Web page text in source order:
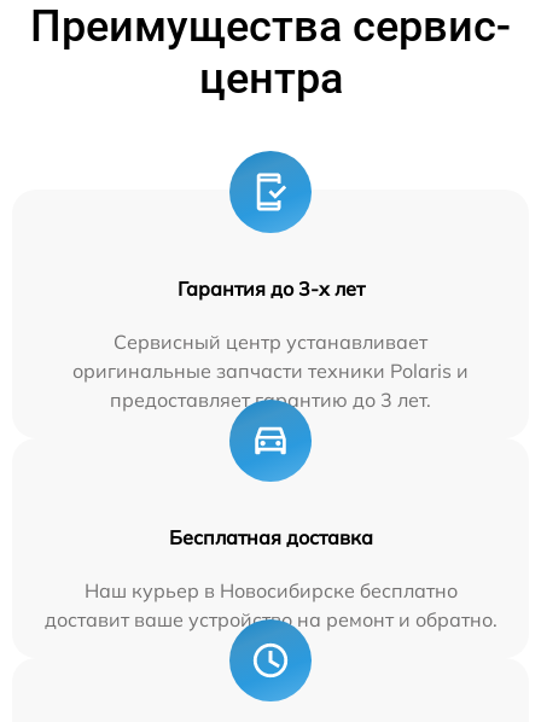
Преимущества сервис-
центра
Гарантия до 3-х лет
Сервисный центр устанавливает
оригинальные запчасти техники Polaris и
предоставляет гарантию до 3 лет.
Бесплатная доставка
Наш курьер в Новосибирске бесплатно
доставит ваше устройство на ремонт и обратно.